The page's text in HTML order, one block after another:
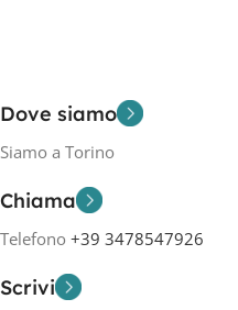
Dove siamo
Siamo a Torino
Chiama
Telefono +39 3478547926
Scrivi